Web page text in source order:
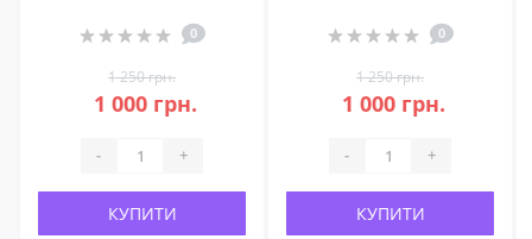
0
1 250 грн.
1 000 грн.
- +
КУПИТИ
0
1 250 грн.
1 000 грн.
- +
КУПИТИ